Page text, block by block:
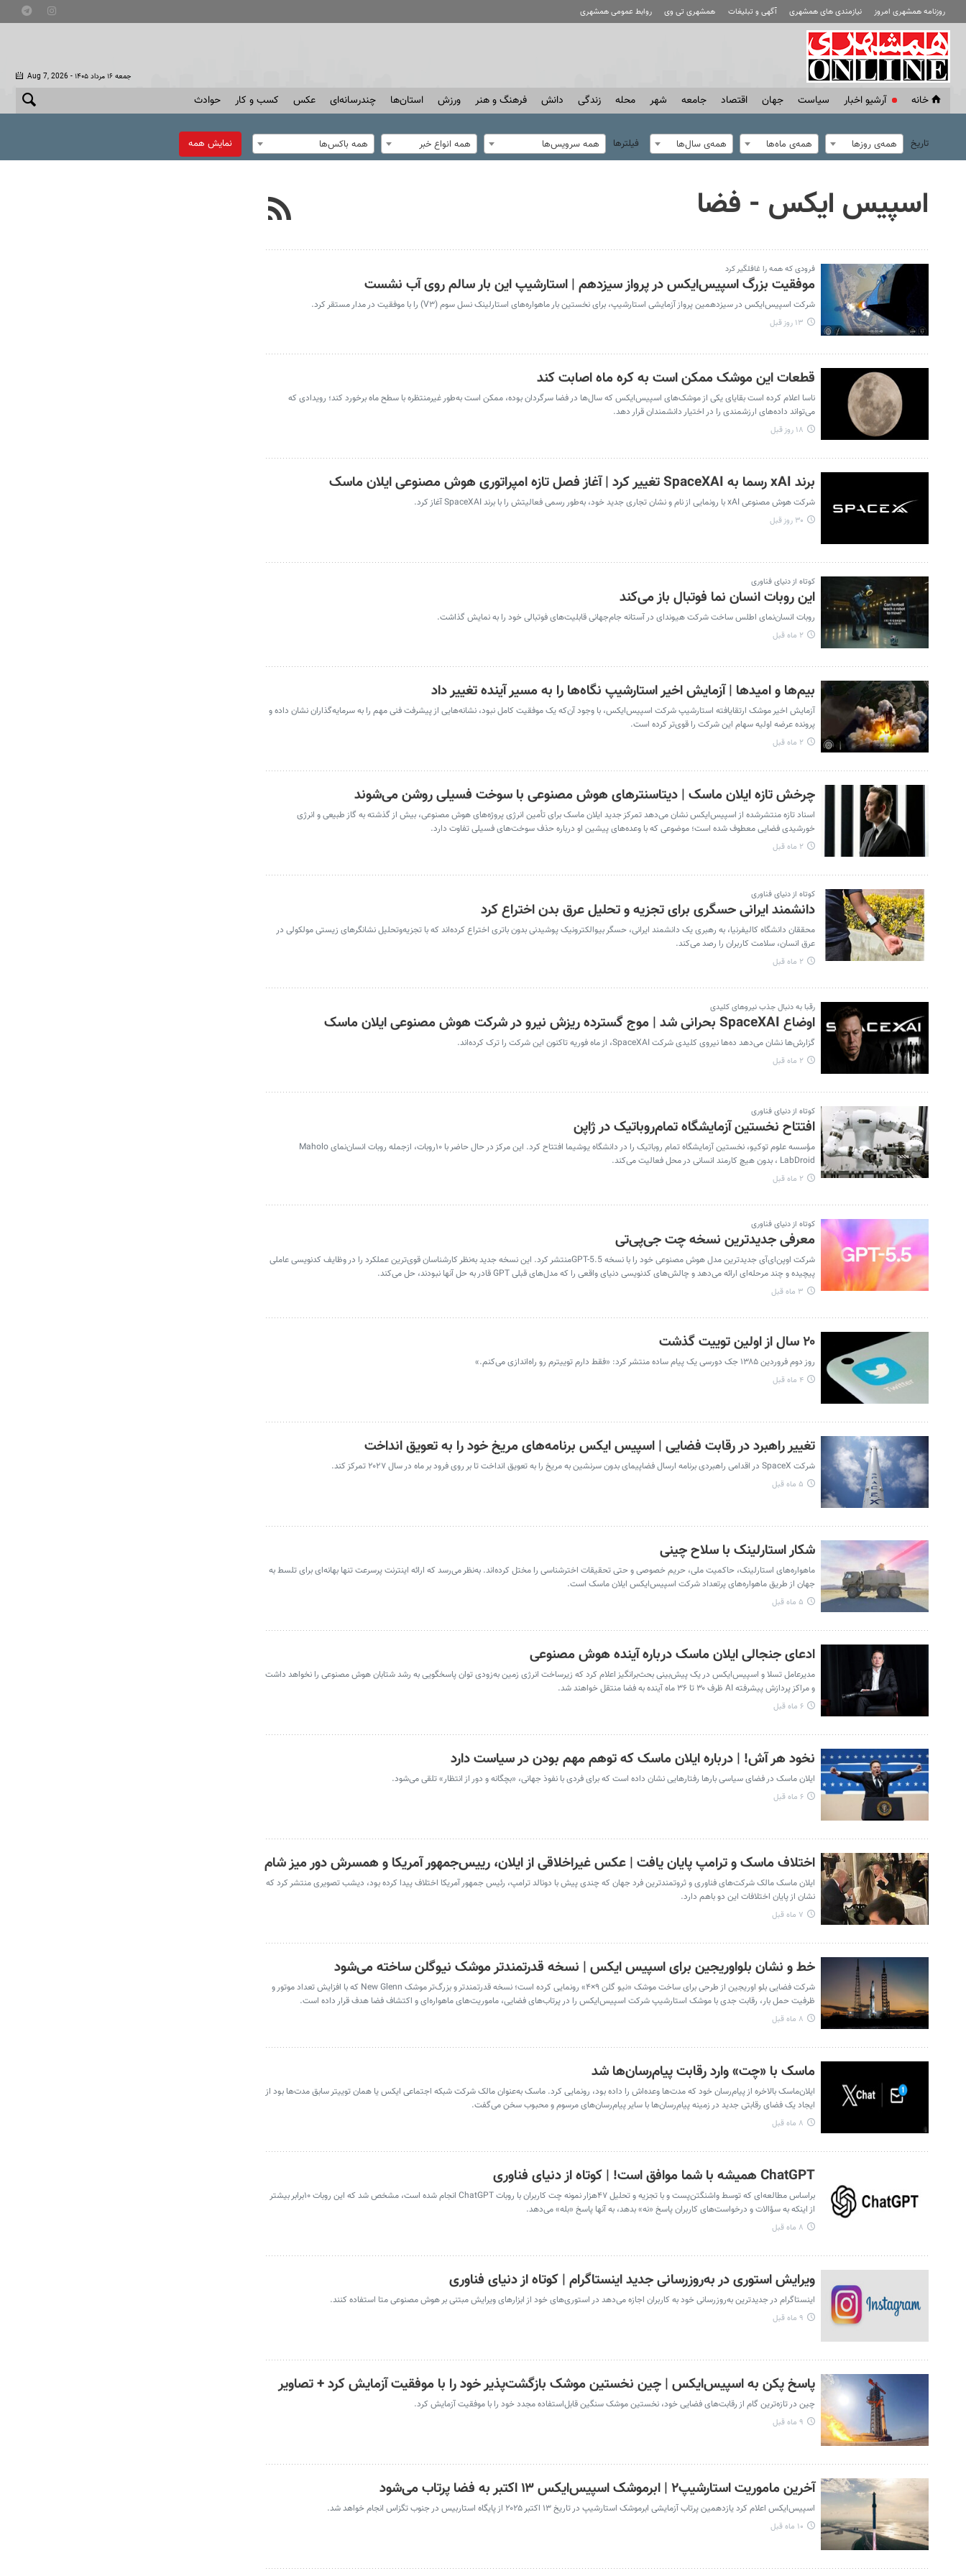
روزنامه همشهری امروز نیازمندی های همشهری آگهی و تبلیغات همشهری تی وی روابط عمومی همشهری
Aug 7, 2026 - جمعه ۱۶ مرداد ۱۴۰۵
خانه آرشیو اخبار سياست جهان اقتصاد جامعه شهر محله زندگی دانش فرهنگ و هنر ورزش استان‌ها چندرسانه‌ای عکس کسب و کار حوادث
تاریخ همه‌ی روزها همه‌ی ماه‌ها همه‌ی سال‌ها فیلترها همه سرویس‌ها همه انواع خبر همه باکس‌ها نمایش همه
اسپیس‌ ایکس - فضا
فرودی که همه را غافلگیر کرد
موفقیت بزرگ اسپیس‌ایکس در پرواز سیزدهم | استارشیپ این بار سالم روی آب نشست
شرکت اسپیس‌ایکس در سیزدهمین پرواز آزمایشی استارشیپ، برای نخستین بار ماهواره‌های استارلینک نسل سوم (V۳) را با موفقیت در مدار مستقر کرد.
۱۳ روز قبل
قطعات این موشک ممکن است به کره ماه اصابت کند
ناسا اعلام کرده است بقایای یکی از موشک‌های اسپیس‌ایکس که سال‌ها در فضا سرگردان بوده، ممکن است به‌طور غیرمنتظره با سطح ماه برخورد کند؛ رویدادی که
می‌تواند داده‌های ارزشمندی را در اختیار دانشمندان قرار دهد.
۱۸ روز قبل
برند xAI رسما به SpaceXAI تغییر کرد | آغاز فصل تازه امپراتوری هوش مصنوعی ایلان ماسک
شرکت هوش مصنوعی xAI با رونمایی از نام و نشان تجاری جدید خود، به‌طور رسمی فعالیتش را با برند SpaceXAI آغاز کرد.
۳۰ روز قبل
کوتاه از دنیای فناوری
این روبات انسان نما فوتبال باز می‌کند
روبات انسان‌نمای اطلس ساخت شرکت هیوندای در آستانه جام‌جهانی قابلیت‌های فوتبالی خود را به نمایش گذاشت.
۲ ماه قبل
بیم‌ها و امیدها | آزمایش اخیر استارشیپ نگاه‌ها را به مسیر آینده تغییر داد
آزمایش اخیر موشک ارتقایافته استارشیپ شرکت اسپیس‌ایکس، با وجود آن‌که یک موفقیت کامل نبود، نشانه‌هایی از پیشرفت فنی مهم را به سرمایه‌گذاران نشان داده و
پرونده عرضه اولیه سهام این شرکت را قوی‌تر کرده است.
۲ ماه قبل
چرخش تازه ایلان ماسک | دیتاسنترهای هوش مصنوعی با سوخت فسیلی روشن می‌شوند
اسناد تازه منتشرشده از اسپیس‌ایکس نشان می‌دهد تمرکز جدید ایلان ماسک برای تأمین انرژی پروژه‌های هوش مصنوعی، بیش از گذشته به گاز طبیعی و انرژی
خورشیدی فضایی معطوف شده است؛ موضوعی که با وعده‌های پیشین او درباره حذف سوخت‌های فسیلی تفاوت دارد.
۲ ماه قبل
کوتاه از دنیای فناوری
دانشمند ایرانی حسگری برای تجزیه و تحلیل عرق بدن اختراع کرد
محققان دانشگاه کالیفرنیا، به رهبری یک دانشمند ایرانی، حسگر بیوالکترونیک پوشیدنی بدون باتری اختراع کرده‌اند که با تجزیه‌وتحلیل نشانگرهای زیستی مولکولی در
عرق انسان، سلامت کاربران را رصد می‌کند.
۲ ماه قبل
رقبا به دنبال جذب نیروهای کلیدی
اوضاع SpaceXAI بحرانی شد | موج گسترده ریزش نیرو در شرکت هوش مصنوعی ایلان ماسک
گزارش‌ها نشان می‌دهد ده‌ها نیروی کلیدی شرکت SpaceXAI، از ماه فوریه تاکنون این شرکت را ترک کرده‌اند.
۲ ماه قبل
کوتاه از دنیای فناوری
افتتاح نخستین آزمایشگاه تمام‌روباتیک در ژاپن
مؤسسه علوم توکیو، نخستین آزمایشگاه تمام روباتیک را در دانشگاه یوشیما افتتاح کرد. این مرکز در حال حاضر با ۱۰روبات، ازجمله روبات انسان‌نمای Maholo
LabDroid ، بدون هیچ کارمند انسانی در محل فعالیت می‌کند.
۲ ماه قبل
کوتاه از دنیای فناوری
معرفی جدیدترین نسخه چت جی‌پی‌تی
شرکت اوپن‌ای‌آی جدیدترین مدل هوش مصنوعی خود را با نسخه GPT-5.5منتشر کرد. این نسخه جدید به‌نظر کارشناسان قوی‌ترین عملکرد را در وظایف کدنویسی عاملی
پیچیده و چند مرحله‌ای ارائه می‌دهد و چالش‌های کدنویسی دنیای واقعی را که مدل‌های قبلی GPT قادر به حل آنها نبودند، حل می‌کند.
۳ ماه قبل
۲۰ سال از اولین توییت گذشت
روز دوم فروردین ۱۳۸۵ جک دورسی یک پیام ساده منتشر کرد: «فقط دارم توییترم رو راه‌اندازی می‌کنم.»
۴ ماه قبل
تغییر راهبرد در رقابت فضایی | اسپیس ایکس برنامه‌های مریخ خود را به تعویق انداخت
شرکت SpaceX در اقدامی راهبردی برنامه‌ ارسال فضاپیمای بدون سرنشین به مریخ را به تعویق انداخت تا بر روی فرود بر ماه در سال ۲۰۲۷ تمرکز کند.
۵ ماه قبل
شکار استارلینک با سلاح چینی
ماهواره‌های استارلینک، حاکمیت ملی، حریم خصوصی و حتی تحقیقات اخترشناسی را مختل کرده‌اند. به‌نظر می‌رسد که ارائه اینترنت پرسرعت تنها بهانه‌ای برای تلسط به
جهان از طریق ماهواره‌های پرتعداد شرکت اسپیس‌ایکس ایلان ماسک است.
۵ ماه قبل
ادعای جنجالی ایلان ماسک درباره آینده هوش مصنوعی
مدیرعامل تسلا و اسپیس‌ایکس در یک پیش‌بینی بحث‌برانگیز اعلام کرد که زیرساخت انرژی زمین به‌زودی توان پاسخگویی به رشد شتابان هوش مصنوعی را نخواهد داشت
و مراکز پردازش پیشرفته AI ظرف ۳۰ تا ۳۶ ماه آینده به فضا منتقل خواهند شد.
۶ ماه قبل
نخود هر آش! | درباره ایلان ماسک که توهم مهم بودن در سیاست دارد
ایلان ماسک در فضای سیاسی بارها رفتارهایی نشان داده است که برای فردی با نفوذ جهانی، «بچگانه و دور از انتظار» تلقی می‌شود.
۶ ماه قبل
اختلاف ماسک و ترامپ پایان یافت | عکس غیراخلاقی از ایلان، رییس‌جمهور آمریکا و همسرش دور میز شام
ایلان ماسک مالک شرکت‌های فناوری و ثروتمندترین‌ فرد جهان که چندی پیش با دونالد ترامپ، رئیس جمهور آمریکا اختلاف پیدا کرده بود، دیشب تصویری منتشر کرد که
نشان از پایان اختلافات این دو باهم دارد.
۷ ماه قبل
خط و نشان بلواوریجین برای اسپیس ایکس | نسخه قدرتمندتر موشک نیوگلن ساخته می‌شود
شرکت فضایی بلو اوریجین از طرحی برای ساخت موشک «نیو گلن ۹×۴» رونمایی کرده است؛ نسخه قدرتمندتر و بزرگ‌تر موشک New Glenn که با افزایش تعداد موتور و
ظرفیت حمل بار، رقابت جدی با موشک استارشیپ شرکت اسپیس‌ایکس را در پرتاب‌های فضایی، ماموریت‌های ماهواره‌ای و اکتشاف فضا هدف قرار داده است.
۸ ماه قبل
ماسک با «چت» وارد رقابت پیام‌رسان‌ها شد
ایلان‌ماسک بالاخره از پیام‌رسان خود که مدت‌ها وعده‌اش را داده بود، رونمایی کرد. ماسک به‌عنوان مالک شرکت شبکه اجتماعی ایکس یا همان توییتر سابق مدت‌ها بود از
ایجاد یک فضای رقابتی جدید در زمینه پیام‌رسان‌ها با سایر پیام‌رسان‌های مرسوم و محبوب سخن می‌گفت.
۸ ماه قبل
ChatGPT همیشه با شما موافق است! | کوتاه از دنیای فناوری
براساس مطالعه‌ای که توسط واشنگتن‌پست و با تجزیه و تحلیل ۴۷هزار نمونه چت کاربران با روبات ChatGPT انجام شده است، مشخص شد که این روبات ۱۰برابر بیشتر
از اینکه به سؤالات و درخواست‌های کاربران پاسخ «نه» بدهد، به آنها پاسخ «بله» می‌دهد.
۸ ماه قبل
ویرایش استوری در به‌روزرسانی جدید اینستاگرام | کوتاه از دنیای فناوری
اینستاگرام در جدیدترین به‌روزرسانی خود به کاربران اجازه می‌دهد در استوری‌های خود از ابزارهای ویرایش مبتنی بر هوش مصنوعی متا استفاده کنند.
۹ ماه قبل
پاسخ پکن به اسپیس‌ایکس | چین نخستین موشک بازگشت‌پذیر خود را با موفقیت آزمایش کرد + تصاویر
چین در تازه‌ترین گام از رقابت‌های فضایی خود، نخستین موشک سنگین قابل‌استفاده‌ مجدد خود را با موفقیت آزمایش کرد.
۹ ماه قبل
آخرین ماموریت استارشیپ۲ | ابرموشک اسپیس‌ایکس ۱۳ اکتبر به فضا پرتاب می‌شود
اسپیس‌ایکس اعلام کرد یازدهمین پرتاب آزمایشی ابرموشک استارشیپ در تاریخ ۱۳ اکتبر ۲۰۲۵ از پایگاه استاربیس در جنوب تگزاس انجام خواهد شد.
۱۰ ماه قبل